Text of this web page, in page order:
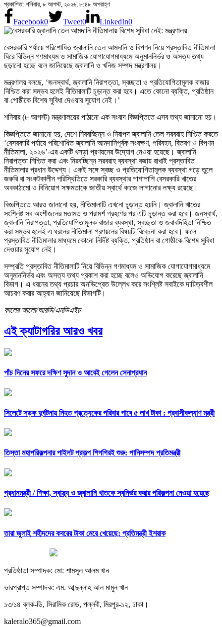
প্রকাশিত: শনিবার, ৮ আগস্ট, ২০২৬, ৮:৪৮ অপরাহ্ণ
Facebook0 Tweet0 LinkedIn0
বেসরকারি পর্যায়ে পরিশোধিত জ্বালানি তেল আমদানি ও বিপণন নিয়ে প্রস্তাবিত নীতিমালা
ঘিরে বিভিন্ন গণমাধ্যম ও সামাজিক যোগাযোগমাধ্যমে অনুমাননির্ভর ও অসত্য তথ্য
ছড়ানো হচ্ছে বলে জানিয়েছে জ্বালানি ও খনিজ সম্পদ মন্ত্রণালয়।
মন্ত্রণালয় বলছে, ‘জনস্বার্থ, জ্বালানি নিরাপত্তা, স্বচ্ছতা ও প্রতিযোগিতামূলক বাজার
নিশ্চিত করা সম্ভব হলেই নীতিমালাটি চূড়ান্ত করা হবে। এতে কোনো ব্যক্তি, প্রতিষ্ঠান
বা গোষ্ঠীকে বিশেষ সুবিধা দেওয়ার সুযোগ নেই।’
শনিবার (৮ আগস্ট) মন্ত্রণালয়ের পাঠানো এক সংবাদ বিজ্ঞপ্তিতে এসব তথ্য জানানো হয়।
বিজ্ঞপ্তিতে জানানো হয়, দেশে নিরবচ্ছিন্ন ও নিরাপদ জ্বালানি তেল সরবরাহ নিশ্চিত করতে
‘বেসরকারি পর্যায়ে পরিশোধিত জ্বালানি আমদানিপূর্বক সংরক্ষণ, পরিবহন, বিতরণ ও বিপণন
নীতিমালা, ২০২৬’-এর একটি খসড়া প্রণয়নের উদ্যোগ নেওয়া হয়েছে। জ্বালানি
নিরাপত্তা নিশ্চিত করা এবং নিরবচ্ছিন্ন সরবরাহ ব্যবস্থা বজায় রাখাই প্রস্তাবিত
নীতিমালার প্রধান উদ্দেশ্য। একই সঙ্গে স্বচ্ছ ও প্রতিযোগিতামূলক ব্যবস্থা গড়ে তুলে
জরুরি বা সংকটকালীন পরিস্থিতিতে সরকারি ব্যবস্থার পাশাপাশি বেসরকারি খাতের
অবকাঠামো ও বিনিয়োগ সক্ষমতাকে জাতীয় স্বার্থে কাজে লাগানোর লক্ষ্য রয়েছে।
বিজ্ঞপ্তিতে আরও জানানো হয়, নীতিমালাটি এখনো চূড়ান্ত হয়নি। জ্বালানি খাতের
সংশ্লিষ্ট সব অংশীজনের মতামত ও পরামর্শ গ্রহণের পর এটি চূড়ান্ত করা হবে। জনস্বার্থ,
জ্বালানি নিরাপত্তা, প্রতিযোগিতামূলক বাজার ব্যবস্থা, স্বচ্ছতা ও জবাবদিহিতা নিশ্চিত
করা সম্ভব হলেই এ ধরনের নীতিমালা প্রণয়নের বিষয়টি বিবেচনা করা হবে। ফলে
প্রস্তাবিত নীতিমালার মাধ্যমে কোনো নির্দিষ্ট ব্যক্তি, প্রতিষ্ঠান বা গোষ্ঠীকে বিশেষ সুবিধা
দেওয়ার সুযোগ নেই।
সম্প্রতি প্রস্তাবিত নীতিমালাটি নিয়ে বিভিন্ন গণমাধ্যম ও সামাজিক যোগাযোগমাধ্যমে
অনুমাননির্ভর এবং অসত্য তথ্য প্রকাশ করা হচ্ছে বলেও অভিযোগ করেছে জ্বালানি
বিভাগ। এ ধরনের তথ্য প্রচার অনভিপ্রেত উল্লেখ করে সংশ্লিষ্ট সবাইকে দায়িত্বশীল
আচরণ করার আহ্বান জানিয়েছে বিভাগটি।
কালের আলো/আরডি/এমডিএইচ
এই ক্যাটাগরির আরও খবর
পাঁচ দিনের সফরে দক্ষিণ সুদান ও আবেই গেলেন সেনাপ্রধান
সিলেটে সড়ক দুর্ঘটনায় নিহত প্রত্যেকের পরিবার পাবে ৫ লাখ টাকা : প্রবাসীকল্যাণ মন্ত্রী
তিস্তা মহাপরিকল্পনার পাইলট প্রকল্প শিগগিরই শুরু: পানিসম্পদ প্রতিমন্ত্রী
প্রধানমন্ত্রী /শিক্ষা, স্বাস্থ্য ও জ্বালানি খাতকে স্বনির্ভর করার পরিকল্পনা নেওয়া হয়েছে
তারা জুলাই শহীদদের কবরের টাকা মেরে খেয়েছে: প্রতিমন্ত্রী ইশরাক
প্রতিষ্ঠাতা সম্পাদক: মো: শামসুল আলম খান
ভারপ্রাপ্ত সম্পাদক: এম. আব্দুল্লাহ আল মামুন খান
১৩/১৪ ব্লক-ডি, সিরামিক রোড, পল্লবী, মিরপুর-১২, ঢাকা।
kaleralo365@gmail.com